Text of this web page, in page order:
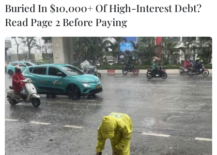
#Tai nạn #Xe tải #Xe máy
#Điện Biên
Điện Biên
Buried In $10,000+ Of High-Interest Debt?
Read Page 2 Before Paying